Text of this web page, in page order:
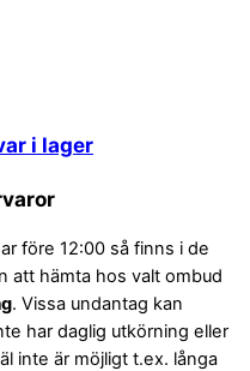
i lager
före 12:00 så finns i de
att hämta hos valt ombud
. Vissa undantag kan
har daglig utkörning eller
inte är möjligt t.ex. långa